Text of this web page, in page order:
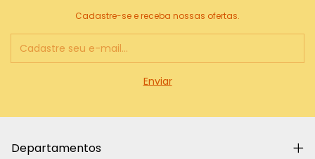
Cadastre-se e receba nossas ofertas.
Departamentos